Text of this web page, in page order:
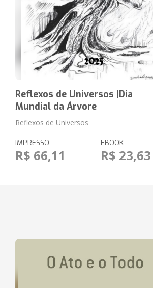
Reflexos de Universos |Dia
Mundial da Árvore
Reflexos de Universos
IMPRESSO
R$ 66,11
EBOOK
R$ 23,63